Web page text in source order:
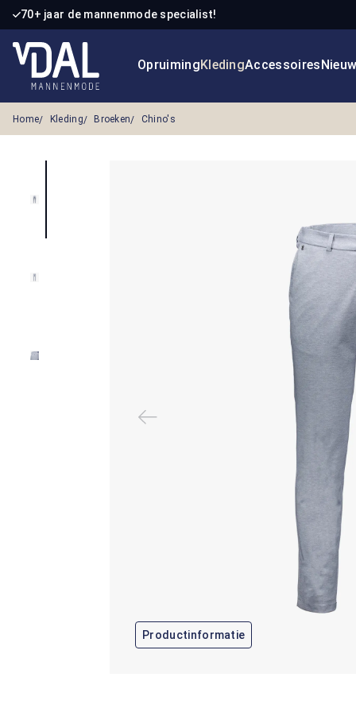
de hoofdinhoud
Ga naar de zoekopdracht
Ga naar de hoofdnavigatie
70+ jaar de mannenmode specialist!
OpruimingKledingAccessoires
Home Kleding Broeken Chino's
Productinformatie